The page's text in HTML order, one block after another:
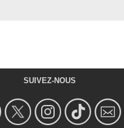
SUIVEZ-NOUS